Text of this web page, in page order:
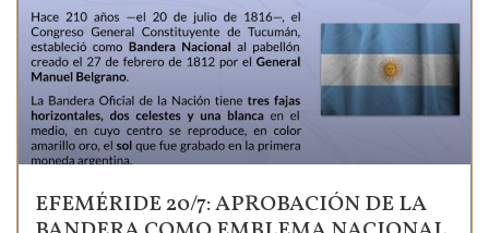
EFEMÉRIDE 20/7: APROBACIÓN DE LA